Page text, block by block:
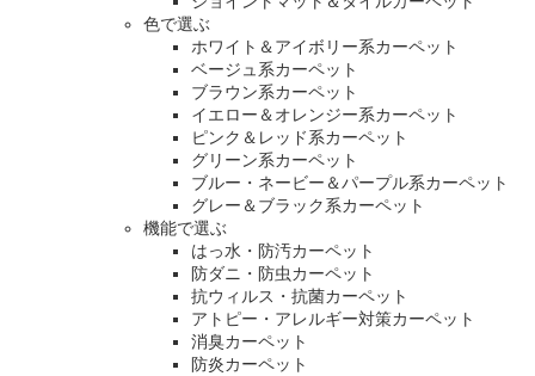
色で選ぶ
ホワイト＆アイボリー系カーペット
ベージュ系カーペット
ブラウン系カーペット
イエロー＆オレンジー系カーペット
ピンク＆レッド系カーペット
グリーン系カーペット
ブルー・ネービー＆パープル系カーペット
グレー＆ブラック系カーペット
機能で選ぶ
はっ水・防汚カーペット
防ダニ・防虫カーペット
抗ウィルス・抗菌カーペット
アトピー・アレルギー対策カーペット
消臭カーペット
防炎カーペット